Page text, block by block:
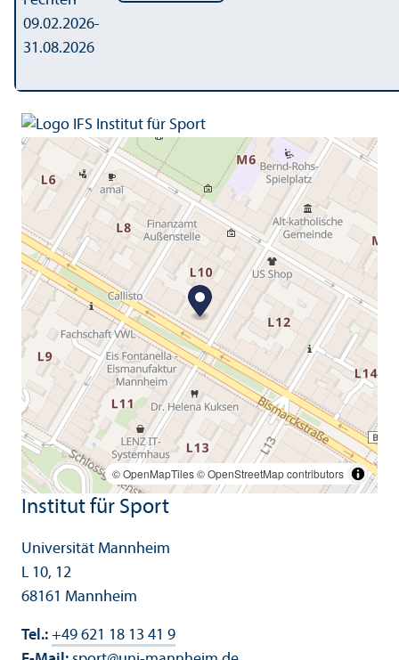
09.02.2026-
31.08.2026
© OpenMapTiles© OpenStreetMap contributors
Institut für Sport
Universität Mannheim
L 10, 12
68161 Mannheim
Tel.: +49 621 18 13 41 9